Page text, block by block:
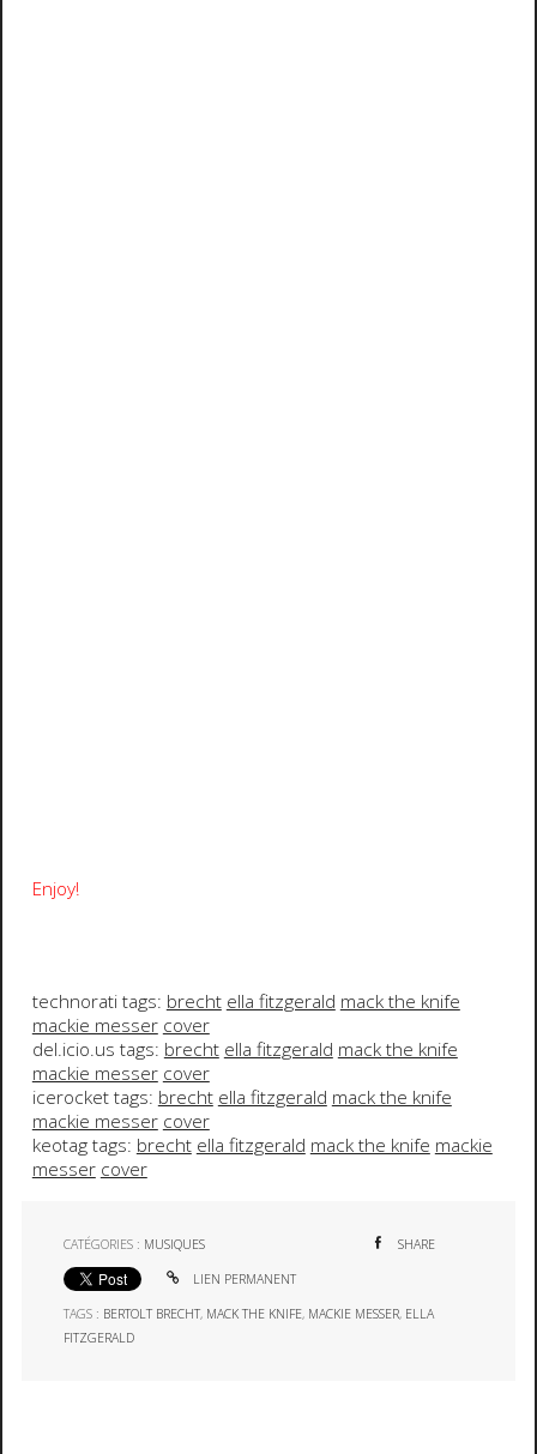
Enjoy!
technorati tags: brecht ella fitzgerald mack the knife
mackie messer cover
del.icio.us tags: brecht ella fitzgerald mack the knife
mackie messer cover
icerocket tags: brecht ella fitzgerald mack the knife
mackie messer cover
keotag tags: brecht ella fitzgerald mack the knife mackie
messer cover
CATÉGORIES : MUSIQUES SHARE
LIEN PERMANENT
TAGS : BERTOLT BRECHT, MACK THE KNIFE, MACKIE MESSER, ELLA
FITZGERALD